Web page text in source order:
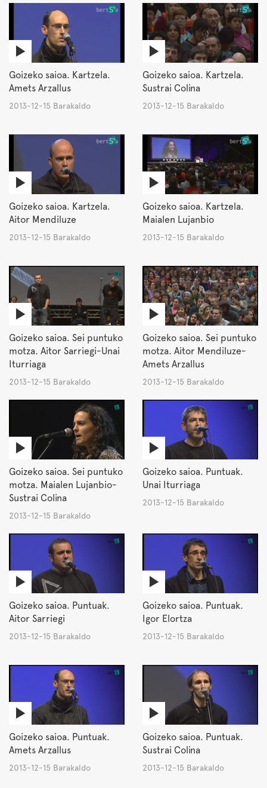
Goizeko saioa. Kartzela.
Amets Arzallus
2013-12-15 Barakaldo
Goizeko saioa. Kartzela.
Sustrai Colina
2013-12-15 Barakaldo
Goizeko saioa. Kartzela.
Aitor Mendiluze
2013-12-15 Barakaldo
Goizeko saioa. Kartzela.
Maialen Lujanbio
2013-12-15 Barakaldo
Goizeko saioa. Sei puntuko
motza. Aitor Sarriegi-Unai
Iturriaga
2013-12-15 Barakaldo
Goizeko saioa. Sei puntuko
motza. Aitor Mendiluze-
Amets Arzallus
2013-12-15 Barakaldo
Goizeko saioa. Sei puntuko
motza. Maialen Lujanbio-
Sustrai Colina
2013-12-15 Barakaldo
Goizeko saioa. Puntuak.
Unai Iturriaga
2013-12-15 Barakaldo
Goizeko saioa. Puntuak.
Aitor Sarriegi
2013-12-15 Barakaldo
Goizeko saioa. Puntuak.
Igor Elortza
2013-12-15 Barakaldo
Goizeko saioa. Puntuak.
Amets Arzallus
2013-12-15 Barakaldo
Goizeko saioa. Puntuak.
Sustrai Colina
2013-12-15 Barakaldo